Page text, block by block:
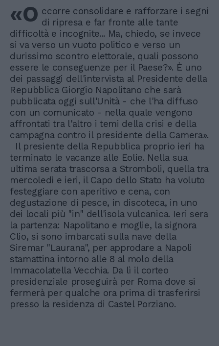
«O ccorre consolidare e rafforzare i segni
di ripresa e far fronte alle tante
difficoltà e incognite... Ma, chiedo, se invece
si va verso un vuoto politico e verso un
durissimo scontro elettorale, quali possono
essere le conseguenze per il Paese?». È uno
dei passaggi dell'intervista al Presidente della
Repubblica Giorgio Napolitano che sarà
pubblicata oggi sull'Unità - che l'ha diffuso
con un comunicato - nella quale vengono
affrontati tra l'altro i temi della crisi e della
campagna contro il presidente della Camera».
Il presiente della Repubblica proprio ieri ha
terminato le vacanze alle Eolie. Nella sua
ultima serata trascorsa a Stromboli, quella tra
mercoledì e ieri, il Capo dello Stato ha voluto
festeggiare con aperitivo e cena, con
degustazione di pesce, in discoteca, in uno
dei locali più "in" dell'isola vulcanica. Ieri sera
la partenza: Napolitano e moglie, la signora
Clio, si sono imbarcati sulla nave della
Siremar "Laurana", per approdare a Napoli
stamattina intorno alle 8 al molo della
Immacolatella Vecchia. Da lì il corteo
presidenziale proseguirà per Roma dove si
fermerà per qualche ora prima di trasferirsi
presso la residenza di Castel Porziano.